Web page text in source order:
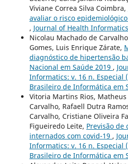
Viviane Correa Silva Coimbra,
avaliar o risco
, Journal of Health
Nicolau Machado de
Gomes, Luis Enrique Zárate,
diagnóstico de hipertensão
Nacional em Saúde 2019 ,
Informatics: v. 16 n. Especial
Brasileiro de Informática em
Vitoria Martins Rios,
Carvalho, Rafaell Dutra
Carvalho, Cristiane Oliveira
Figueiredo Leite, Previsão de
internados com covid-19 ,
Informatics: v. 16 n. Especial
Brasileiro de Informática em